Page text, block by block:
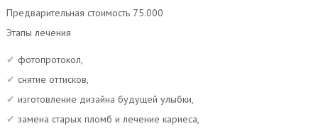
Предварительная стоимость 75.000
Этапы лечения
фотопротокол,
снятие оттисков,
изготовление дизайна будущей улыбки,
замена старых пломб и лечение кариеса,